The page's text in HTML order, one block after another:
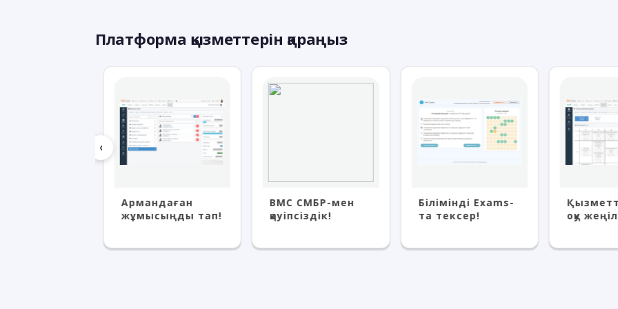
Платформа қызметтерін қараңыз
‹
Армандаған
жұмысыңды тап!
BMC СМБР-мен
қауіпсіздік!
Білімінді Exams-
та тексер!
оқу